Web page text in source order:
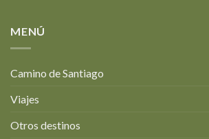
MENÚ
Camino de Santiago
Viajes
Otros destinos